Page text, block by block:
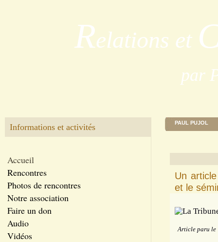
Relations et
par
Informations et activités
Accueil
Rencontres
Photos de rencontres
Notre association
Faire un don
Audio
Vidéos
PAUL PUJOL
Un
et le
Article paru le